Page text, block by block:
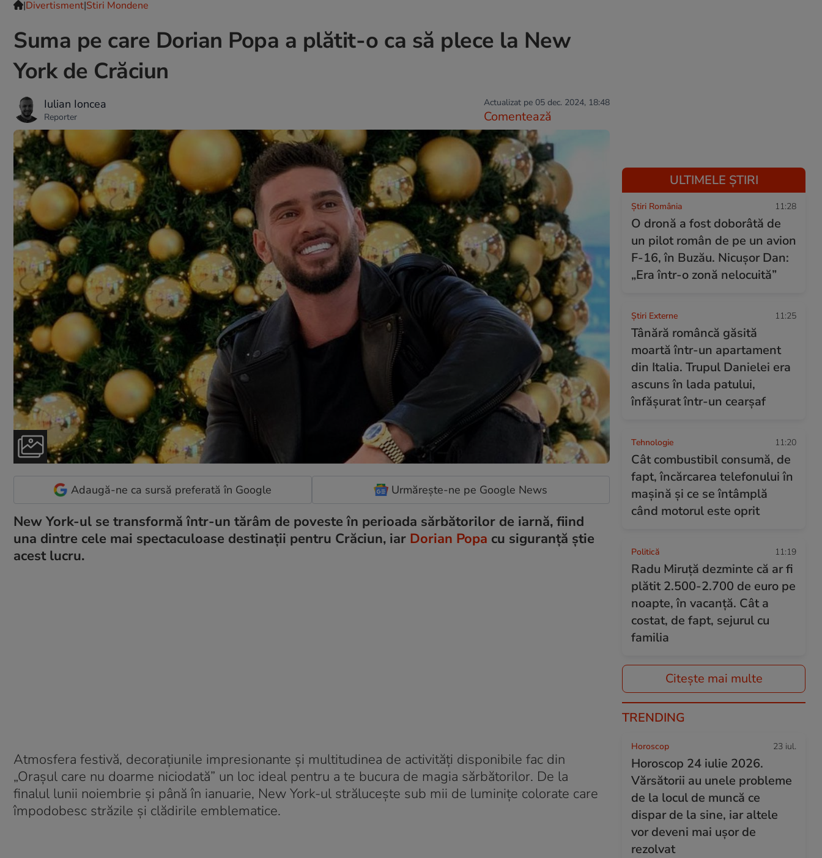
|Divertisment|Stiri Mondene
Suma pe care Dorian Popa a plătit-o ca să plece la New
York de Crăciun
Iulian Ioncea
Reporter
Actualizat pe 05 dec. 2024, 18:48
Comentează
Adaugă-ne ca sursă preferată în Google Urmărește-ne pe Google News
New York-ul se transformă într-un tărâm de poveste în perioada sărbătorilor de iarnă, fiind
una dintre cele mai spectaculoase destinații pentru Crăciun, iar Dorian Popa cu siguranță știe
acest lucru.
Atmosfera festivă, decorațiunile impresionante și multitudinea de activități disponibile fac din
„Orașul care nu doarme niciodată” un loc ideal pentru a te bucura de magia sărbătorilor. De la
finalul lunii noiembrie și până în ianuarie, New York-ul strălucește sub mii de luminițe colorate care
împodobesc străzile și clădirile emblematice.
ULTIMELE ȘTIRI
Știri România 11:28
O dronă a fost doborâtă de
un pilot român de pe un avion
F-16, în Buzău. Nicușor Dan:
„Era într-o zonă nelocuită”
Știri Externe 11:25
Tânără româncă găsită
moartă într-un apartament
din Italia. Trupul Danielei era
ascuns în lada patului,
înfășurat într-un cearșaf
Tehnologie 11:20
Cât combustibil consumă, de
fapt, încărcarea telefonului în
mașină și ce se întâmplă
când motorul este oprit
Politică 11:19
Radu Miruţă dezminte că ar fi
plătit 2.500-2.700 de euro pe
noapte, în vacanță. Cât a
costat, de fapt, sejurul cu
familia
Citește mai multe
TRENDING
Horoscop 23 iul.
Horoscop 24 iulie 2026.
Vărsătorii au unele probleme
de la locul de muncă ce
dispar de la sine, iar altele
vor deveni mai ușor de
rezolvat